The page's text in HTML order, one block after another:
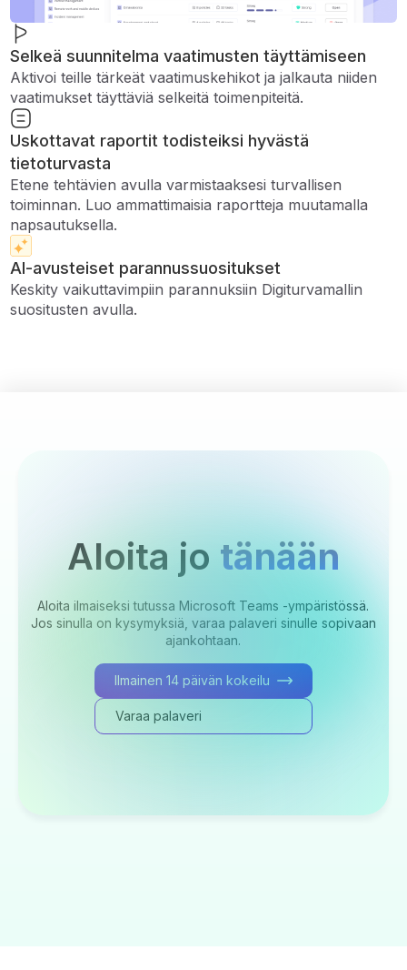
Selkeä suunnitelma vaatimusten täyttämiseen
Aktivoi teille tärkeät vaatimuskehikot ja jalkauta niiden
vaatimukset täyttäviä selkeitä toimenpiteitä.
Uskottavat raportit todisteiksi hyvästä
tietoturvasta
Etene tehtävien avulla varmistaaksesi turvallisen
toiminnan. Luo ammattimaisia ​​raportteja muutamalla
napsautuksella.
AI-avusteiset parannussuositukset
Keskity vaikuttavimpiin parannuksiin Digiturvamallin
suositusten avulla.
Aloita jo tänään
Aloita ilmaiseksi tutussa Microsoft Teams -ympäristössä.
Jos sinulla on kysymyksiä, varaa palaveri sinulle sopivaan
ajankohtaan.
Ilmainen 14 päivän kokeilu
Varaa palaveri